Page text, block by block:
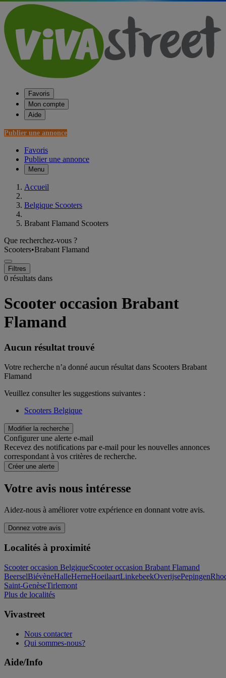
Favoris
Mon compte
Aide
Publier une annonce
Favoris
Publier une annonce
Menu
Accueil
Belgique Scooters
Brabant Flamand Scooters
Que recherchez-vous ?
Scooters•Brabant Flamand
Filtres
0 résultats dans
Scooter occasion Brabant
Flamand
Aucun résultat trouvé
Votre recherche n’a donné aucun résultat dans Scooters Brabant
Flamand
Veuillez consulter les suggestions suivantes :
Scooters Belgique
Modifier la recherche
Configurer une alerte e-mail
Recevez des notifications par e-mail pour les nouvelles annonces
correspondant à vos critères de recherche.
Créer une alerte
Votre avis nous intéresse
Aidez-nous à améliorer votre expérience en donnant votre avis.
Donnez votre avis
Localités à proximité
Scooter occasion BelgiqueScooter occasion Brabant Flamand
BeerselBiévèneHalleHerneHoeilaartLinkebeekOverijsePepingen
Saint-GenèseTirlemont
Plus de localités
Vivastreet
Nous contacter
Qui sommes-nous?
Aide/Info